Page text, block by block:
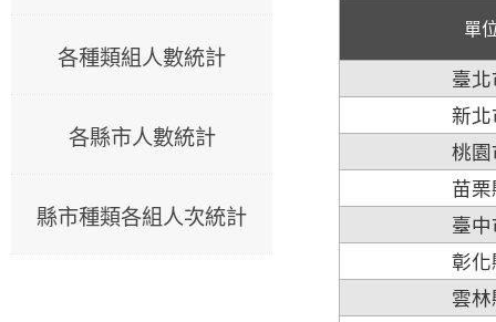
各種類組人數統計
各縣市人數統計
縣市種類各組人次統計
單
臺
新
桃
苗
臺
彰
雲